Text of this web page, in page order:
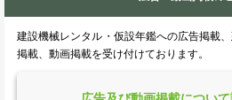
建設機械レンタル・仮設年鑑への広告掲載
掲載、動画掲載を受け付けております。